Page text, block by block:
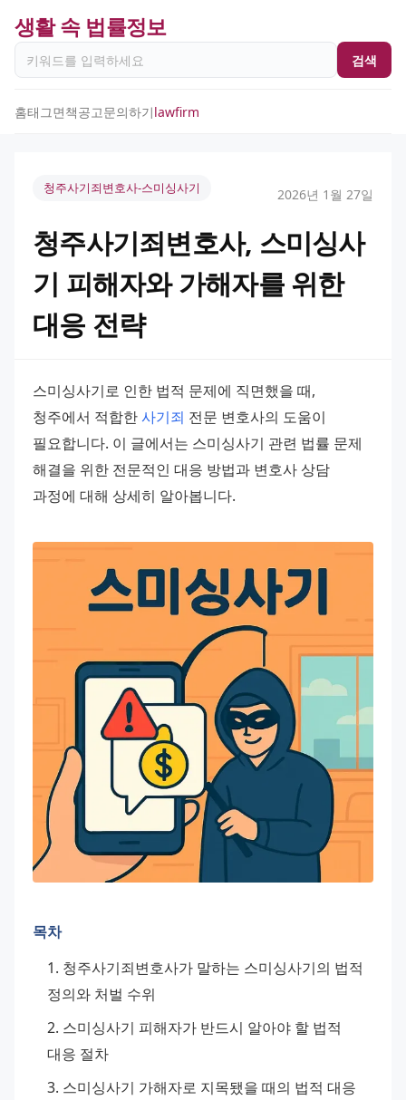
생활 속 법률정보
검색
홈태그면책공고문의하기lawfirm
청주사기죄변호사-스미싱사기 2026년 1월 27일
청주사기죄변호사, 스미싱사
기 피해자와 가해자를 위한
대응 전략
스미싱사기로 인한 법적 문제에 직면했을 때,
청주에서 적합한 사기죄 전문 변호사의 도움이
필요합니다. 이 글에서는 스미싱사기 관련 법률 문제
해결을 위한 전문적인 대응 방법과 변호사 상담
과정에 대해 상세히 알아봅니다.
목차
청주사기죄변호사가 말하는 스미싱사기의 법적
정의와 처벌 수위
스미싱사기 피해자가 반드시 알아야 할 법적
대응 절차
스미싱사기 가해자로 지목됐을 때의 법적 대응